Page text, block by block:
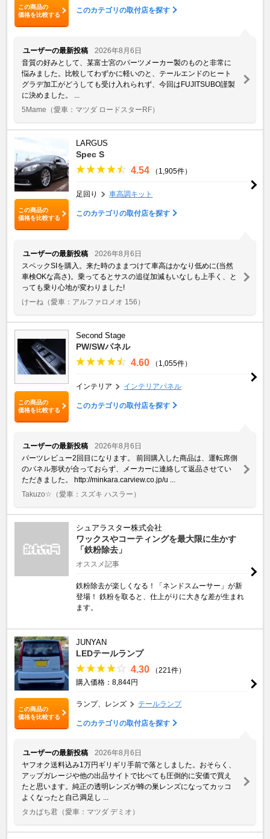
この商品の
価格を比較する
このカテゴリの取付店を探す
ユーザーの最新投稿
2026年8月6日
音質の好みとして、某富士宮のパーツメーカー製のものと非常に
悩みました。比較してわずかに軽いのと、テールエンドのヒート
グラデ加工がどうしても受け入れられず、今回はFUJITSUBO謹製
に決めました。 ...
5Mame （愛車：マツダ ロードスターRF）
この商品の
価格を比較する
LARGUS
Spec S
4.54 （1,905件）
足回り 車高調キット
このカテゴリの取付店を探す
ユーザーの最新投稿
2026年8月6日
スペックSIを購入。来た時のままつけて車高はかなり低めに(当然
車検OKな高さ)。乗ってるとサスの追従加減もいなしも上手く、と
っても乗り心地が変わりました!
けーね （愛車：アルファロメオ 156）
この商品の
価格を比較する
Second Stage
PW/SWパネル
4.60 （1,055件）
インテリア インテリアパネル
このカテゴリの取付店を探す
ユーザーの最新投稿
2026年8月6日
パーツレビュー2回目になります。 前回購入した商品は、運転席側
のパネル形状が合っておらず、メーカーに連絡して返品させてい
ただきました。 http://minkara.carview.co.jp/u ...
Takuzo☆ （愛車：スズキ ハスラー）
シュアラスター株式会社
ワックスやコーティングを最大限に生かす
「鉄粉除去」
オススメ記事
鉄粉除去が楽しくなる！「ネンドスムーサー」が新
登場！ 鉄粉を取ると、仕上がりに大きな差が生まれ
ます。
この商品の
価格を比較する
JUNYAN
LEDテールランプ
4.30
（221件）
購入価格：8,844円
ランプ、レンズ テールランプ
このカテゴリの取付店を探す
ユーザーの最新投稿
2026年8月6日
ヤフオク送料込み1万円ギリギリ手前で落としました。おそらく、
アップガレージや他の出品サイトで比べても圧倒的に安価で買え
たと思います。純正の透明レンズが蜂の巣レンズになってカッコ
よくなったと自己満足し ...
タカぱち君 （愛車：マツダ デミオ）